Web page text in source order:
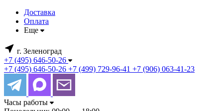
Доставка
Оплата
Еще
г. Зеленоград
+7 (495) 646-50-26
+7 (495) 646-50-26 +7 (499) 729-96-41 +7 (906) 063-41-23
Часы работы